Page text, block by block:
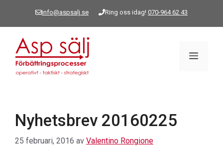
info@aspsalj.se Ring oss idag! 070-964 62 43
Meny
Nyhetsbrev 20160225
25 februari, 2016 av Valentino Rongione